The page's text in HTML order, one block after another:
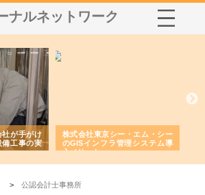
ナルネットワーク
社が手がけ
備工事の実
株式会社東京シー・エム・シー
のGISインフラ管理システム導
入メリット
>公認会計士事務所